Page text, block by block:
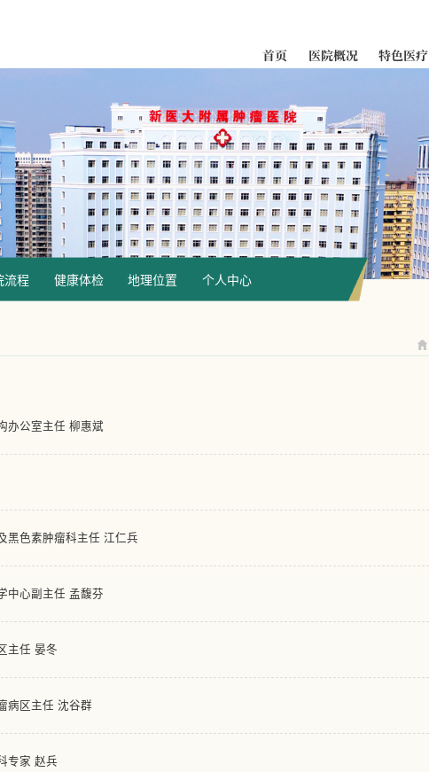
首页 医院概况 特色医疗
就医指南
流程 健康体检 地理位置 个人中心
办公室主任 柳惠斌
色素肿瘤科主任 江仁兵
中心副主任 孟馥芬
主任 晏冬
病区主任 沈谷群
专家 赵兵